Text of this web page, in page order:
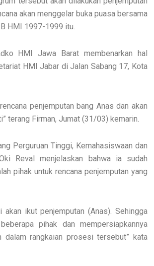
akan menggelar buka puasa bersama
HMI 1997-1999 itu.
HMI Jawa Barat membenarkan hal
HMI Jabar di Jalan Sabang 17, Kota
penjemputan bang Anas dan akan
terang Firman, Jumat (31/03) kemarin.
Perguruan Tinggi, Kemahasiswaan dan
Reval menjelaskan bahwa ia sudah
pihak untuk rencana penjemputan yang
ikut penjemputan (Anas). Sehingga
pihak dan mempersiapkannya
dalam rangkaian prosesi tersebut” kata